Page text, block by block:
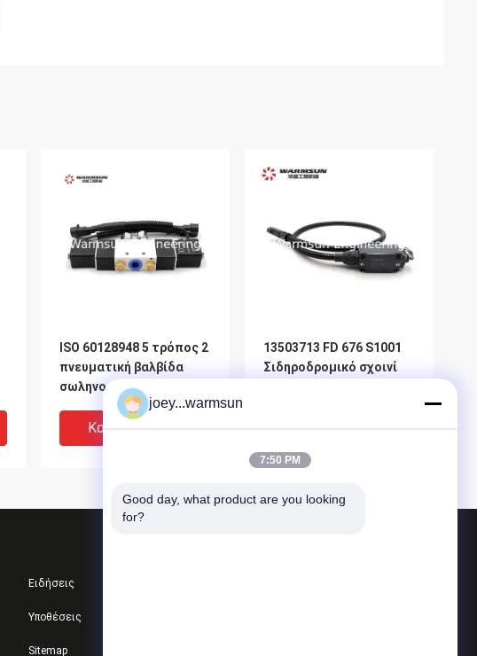
ISO 60128948 5 τρόπος 2
πνευματική βαλβίδα
σωληνοειδών θέσης
B994V22008KCS017B
Καλύτερη Τιμή
13503713 FD 676 S1001
Σιδηροδρομικό σχοινί
εξοπλισμό SANY
Καλύτερη Τιμή
Ειδήσεις
Υποθέσεις
Sitemap
joey...warmsun
7:50 PM
Good day, what product are you looking
for?